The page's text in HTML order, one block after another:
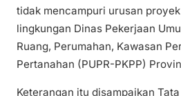
tidak mencampuri urusan
lingkungan Dinas Pekerjaan
Ruang, Perumahan, Kawasan
Pertanahan (PUPR-PKPP)
Keterangan itu disampaikan